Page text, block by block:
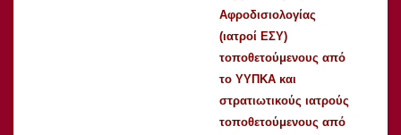
Αφροδισιολογίας
(ιατροί ΕΣΥ)
τοποθετούμενους από
το ΥΥΠΚΑ και
στρατιωτικούς ιατρούς
τοποθετούμενους από